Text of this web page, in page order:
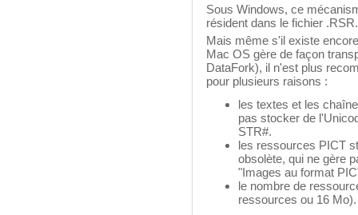
Sous Windows, ce
résident dans le fichier .RSR.
Mais même s'il existe
Mac OS gère de façon
DataFork), il n'est plus
pour plusieurs raisons :
les textes et les
pas stocker de
STR#.
les ressources PICT
obsolète, qui ne gère
"Images au format
le nombre de
ressources ou 16